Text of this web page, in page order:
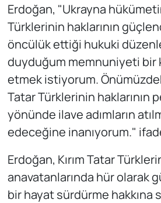
Erdoğan, "Ukrayna
Türklerinin haklarının
öncülük ettiği hukuki
duyduğum memnuniyeti bir
etmek istiyorum.
Tatar Türklerinin haklarının
yönünde ilave adımların
edeceğine inanıyorum."
Erdoğan, Kırım Tatar
anavatanlarında hür olarak
bir hayat sürdürme hakkına